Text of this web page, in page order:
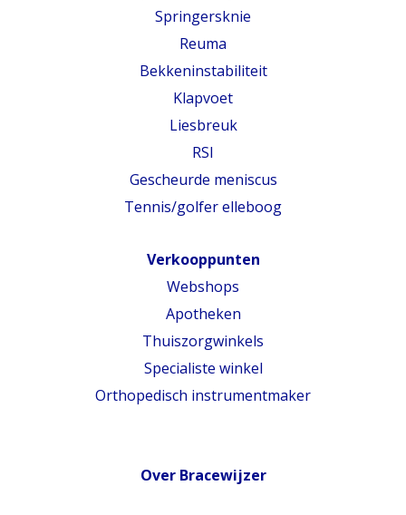
Springersknie
Reuma
Bekkeninstabiliteit
Klapvoet
Liesbreuk
RSI
Gescheurde meniscus
Tennis/golfer elleboog
Verkooppunten
Webshops
Apotheken
Thuiszorgwinkels
Specialiste winkel
Orthopedisch instrumentmaker
Over Bracewijzer